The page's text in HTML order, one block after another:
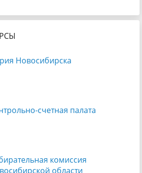
Новосибирска
счетная палата
комиссия
области